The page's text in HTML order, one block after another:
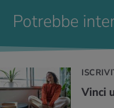
Potrebbe
Vinci